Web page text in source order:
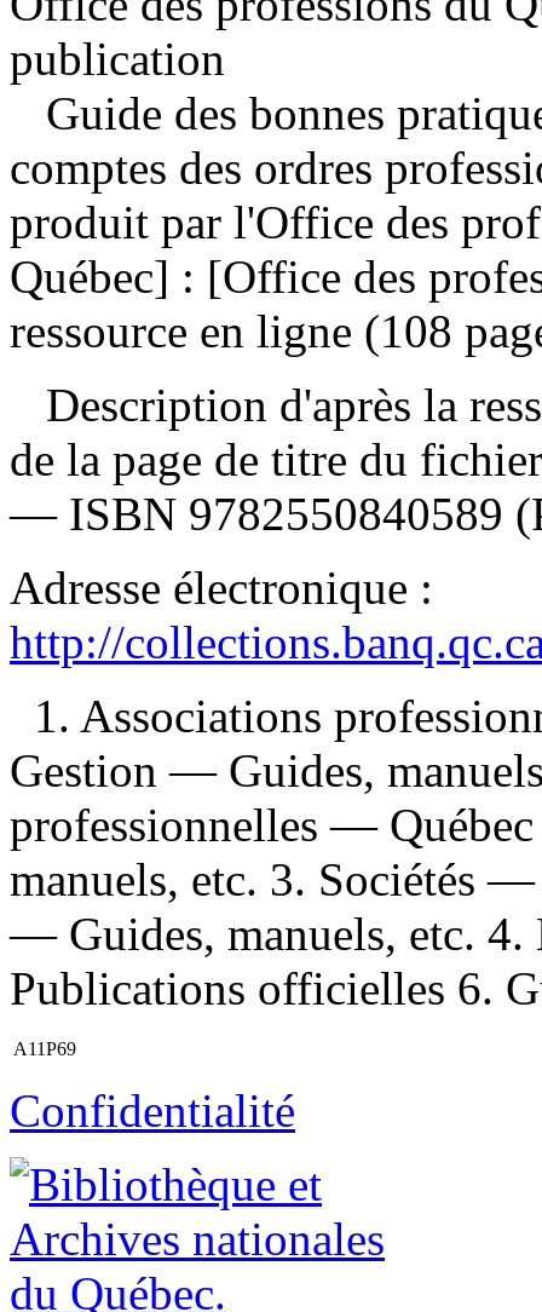
publication
Guide des bonnes
comptes des ordres
produit par l'Office des
Québec] : [Office des
ressource en ligne (108
Description d'après la
de la page de titre du
— ISBN 9782550840589
Adresse électronique :
http://
1. Associations
Gestion — Guides,
professionnelles —
manuels, etc. 3. Sociétés
— Guides, manuels, etc. 4.
Publications officielles 6.
A11P69
Confidentialité